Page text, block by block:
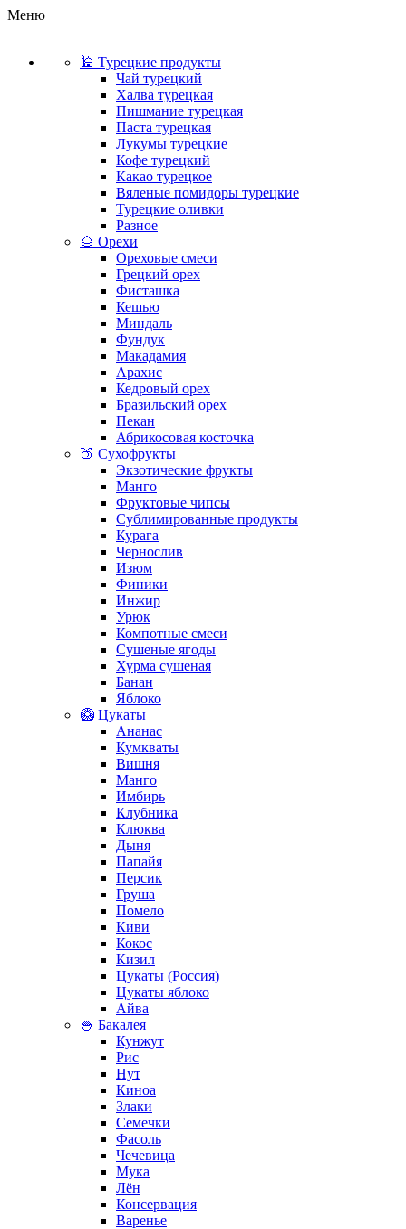
Меню
🕌 Турецкие продукты
Чай турецкий
Халва турецкая
Пишмание турецкая
Паста турецкая
Лукумы турецкие
Кофе турецкий
Какао турецкое
Вяленые помидоры турецкие
Турецкие оливки
Разное
🌰 Орехи
Ореховые смеси
Грецкий орех
Фисташка
Кешью
Миндаль
Фундук
Макадамия
Арахис
Кедровый орех
Бразильский орех
Пекан
Абрикосовая косточка
🍑 Сухофрукты
Экзотические фрукты
Манго
Фруктовые чипсы
Сублимированные продукты
Курага
Чернослив
Изюм
Финики
Инжир
Урюк
Компотные смеси
Сушеные ягоды
Хурма сушеная
Банан
Яблоко
🥝 Цукаты
Ананас
Кумкваты
Вишня
Манго
Имбирь
Клубника
Клюква
Дыня
Папайя
Персик
Груша
Помело
Киви
Кокос
Кизил
Цукаты (Россия)
Цукаты яблоко
Айва
🍚 Бакалея
Кунжут
Рис
Нут
Киноа
Злаки
Семечки
Фасоль
Чечевица
Мука
Лён
Консервация
Варенье